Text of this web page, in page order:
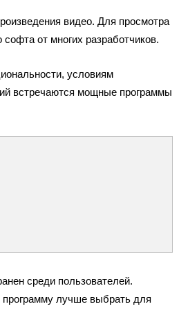
видео. Для просмотра
от многих разработчиков.
условиям
встречаются мощные программы
среди пользователей.
программу лучше выбрать для